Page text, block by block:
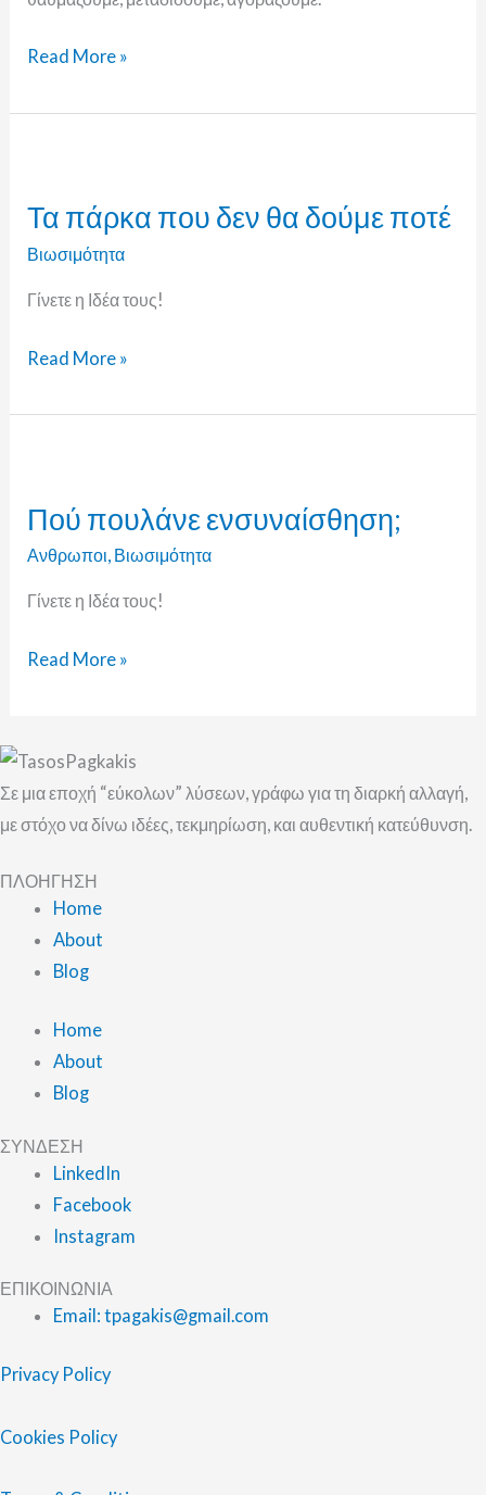
Read More »
Τα πάρκα που δεν θα δούμε ποτέ
Βιωσιμότητα
Γίνετε η Ιδέα τους!
που
δεν
δούμε
Read More »
Πού πουλάνε ενσυναίσθηση;
Ανθρωποι, Βιωσιμότητα
Γίνετε η Ιδέα τους!
ενσυναίσθηση;
Read More »
Σε μια εποχή “εύκολων” λύσεων, γράφω για τη διαρκή αλλαγή,
με στόχο να δίνω ιδέες, τεκμηρίωση, και αυθεντική κατεύθυνση.
ΠΛΟΗΓΗΣΗ
Home
About
Blog
Home
About
Blog
ΣΥΝΔΕΣΗ
LinkedIn
Facebook
Instagram
ΕΠΙΚΟΙΝΩΝΙΑ
Email: tpagakis@gmail.com
Privacy Policy
Cookies Policy